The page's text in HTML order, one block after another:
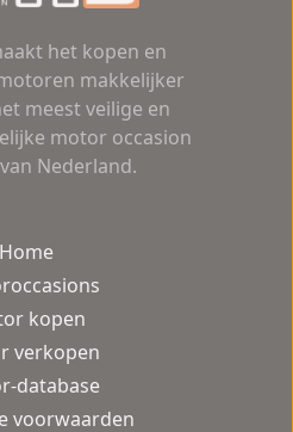
het kopen en
makkelijker
meest veilige en
motor occasion
Nederland.
Home
kopen
verkopen
database
voorwaarden